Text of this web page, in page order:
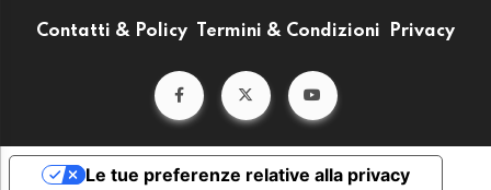
Contatti & Policy Termini & Condizioni Privacy
Le tue preferenze relative alla privacy